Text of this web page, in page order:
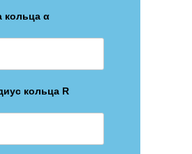
кольца α
кольца R